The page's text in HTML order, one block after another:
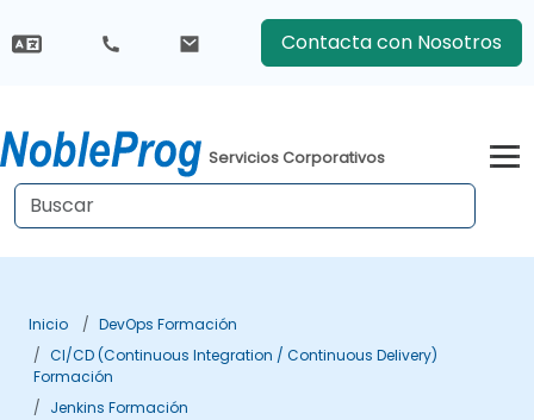
Contacta con Nosotros
Servicios Corporativos
Inicio
DevOps Formación
CI/CD (Continuous Integration / Continuous Delivery)
Formación
Jenkins Formación